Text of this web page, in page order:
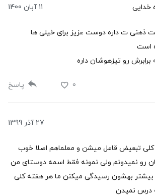
خدایی 11 آبان 1400
ذهنی ت داره دوست عزیز برای خیلی ها
است
رو تیزهوشان داره
0 پاسخ
27 آذر 1399
تبعیض قاعل میشن و معلماهم اصلا خوب
رو نمیدونم ولی نمونه فقط اسمه دوستای من
بهشون رسیدگی میکنن ما هر هفته کلی
درس نمیدن